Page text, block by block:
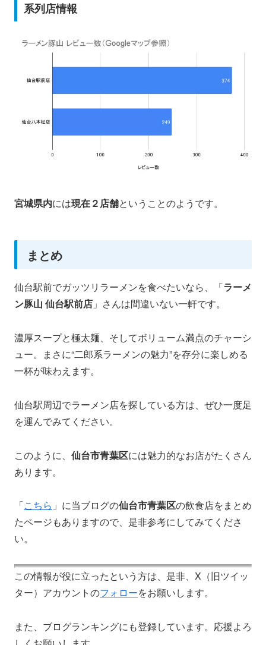
系列店情報
宮城県内には現在２店舗ということのようです。
まとめ
仙台駅前でガッツリラーメンを食べたいなら、「ラーメ
ン豚山 仙台駅前店 」さんは間違いない一軒です。
濃厚スープと極太麺、そしてボリューム満点のチャーシ
ュー。まさに“二郎系ラーメンの魅力”を存分に楽しめる
一杯が味わえます。
仙台駅周辺でラーメン店を探している方は、ぜひ一度足
を運んでみてください。
このように、 仙台市青葉区には魅力的なお店がたくさん
あります。
「こちら 」に当ブログの仙台市青葉区の飲食店をまとめ
たページもありますので、是非参考にしてみてくださ
い。
この情報が役に立ったという方は、是非、X（旧ツイッ
ター）アカウントのフォローをお願いします。
また、ブログランキングにも登録しています。応援よろ